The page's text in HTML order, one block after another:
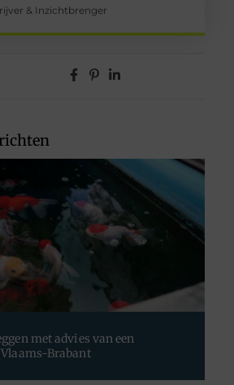
& Inzichtbrenger
met advies van een
Brabant